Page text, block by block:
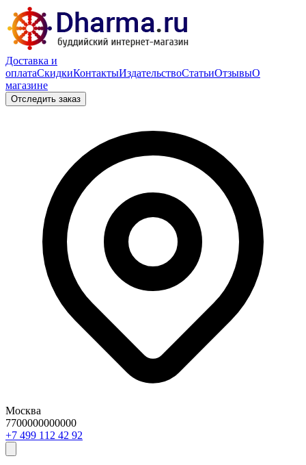
Доставка и
оплатаСкидкиКонтактыИздательствоСтатьиОтзывыО
магазине
Отследить заказ
Москва
7700000000000
29 24 211 994 7+